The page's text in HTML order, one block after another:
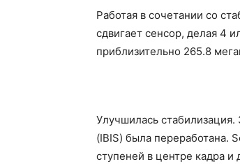
Работая в сочетании со
сдвигает сенсор, делая 4
приблизительно 265.8
Улучшилась
(IBIS) была переработана.
ступеней в центре кадра